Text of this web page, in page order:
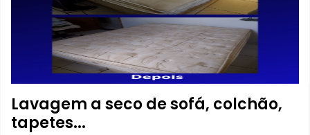
Lavagem a seco de sofá, colchão,
tapetes...